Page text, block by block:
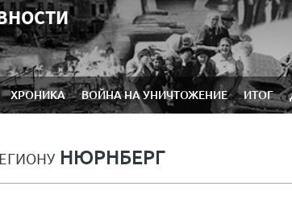
ХРОНИКА ВОЙНА НА УНИЧТОЖЕНИЕ ИТОГ
НЮРНБЕРГ